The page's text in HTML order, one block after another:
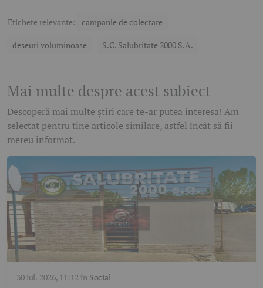
Etichete relevante: campanie de colectare
deseuri voluminoase S.C. Salubritate 2000 S.A.
Mai multe despre acest subiect
Descoperă mai multe știri care te-ar putea interesa! Am
selectat pentru tine articole similare, astfel încât să fii
mereu informat.
30 iul. 2026, 11:12 în Social